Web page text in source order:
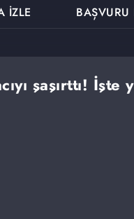
İZLE BAŞVURU
şaşırttı!